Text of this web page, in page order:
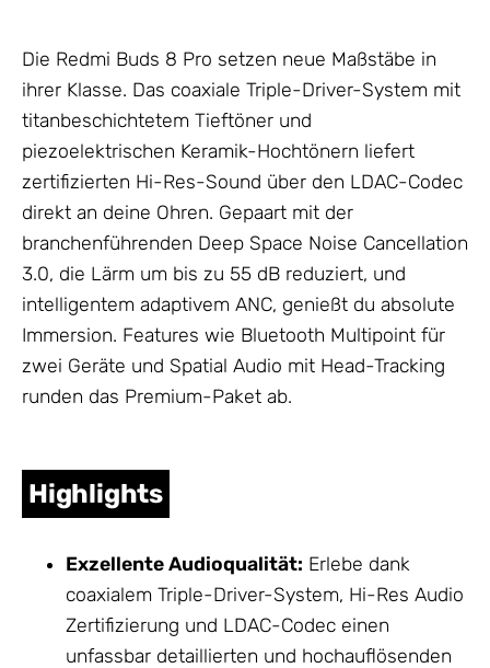
Die Redmi Buds 8 Pro setzen neue Maßstäbe in
ihrer Klasse. Das coaxiale Triple-Driver-System mit
titanbeschichtetem Tieftöner und
piezoelektrischen Keramik-Hochtönern liefert
zertifizierten Hi-Res-Sound über den LDAC-Codec
direkt an deine Ohren. Gepaart mit der
branchenführenden Deep Space Noise Cancellation
3.0, die Lärm um bis zu 55 dB reduziert, und
intelligentem adaptivem ANC, genießt du absolute
Immersion. Features wie Bluetooth Multipoint für
zwei Geräte und Spatial Audio mit Head-Tracking
runden das Premium-Paket ab.
Highlights
Exzellente Audioqualität: Erlebe dank
coaxialem Triple-Driver-System, Hi-Res Audio
Zertifizierung und LDAC-Codec einen
unfassbar detaillierten und hochauflösenden